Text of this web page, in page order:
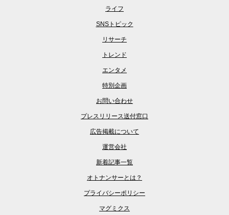
ライフ
SNSトピック
リサーチ
トレンド
エンタメ
特別企画
お問い合わせ
プレスリリース送付窓口
広告掲載について
運営会社
新着記事一覧
オトナンサーとは？
プライバシーポリシー
マグミクス